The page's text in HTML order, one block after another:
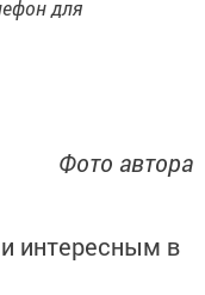
для
Фото автора
интересным в